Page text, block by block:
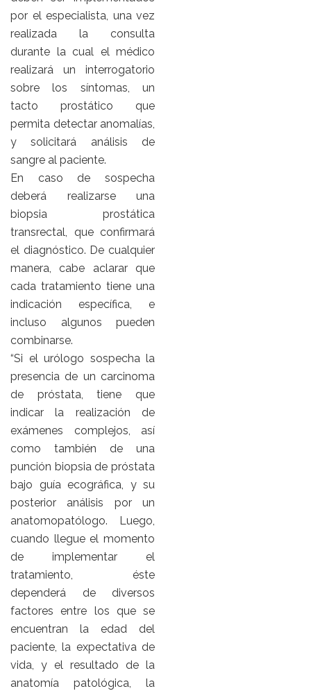
por el especialista, una vez
realizada la consulta
durante la cual el médico
realizará un interrogatorio
sobre los síntomas, un
tacto prostático que
permita detectar anomalías,
y solicitará análisis de
sangre al paciente.
En caso de sospecha
deberá realizarse una
biopsia prostática
transrectal, que confirmará
el diagnóstico. De cualquier
manera, cabe aclarar que
cada tratamiento tiene una
indicación específica, e
incluso algunos pueden
combinarse.
“Si el urólogo sospecha la
presencia de un carcinoma
de próstata, tiene que
indicar la realización de
exámenes complejos, así
como también de una
punción biopsia de próstata
bajo guía ecográfica, y su
posterior análisis por un
anatomopatólogo. Luego,
cuando llegue el momento
de implementar el
tratamiento, éste
dependerá de diversos
factores entre los que se
encuentran la edad del
paciente, la expectativa de
vida, y el resultado de la
anatomía patológica, la